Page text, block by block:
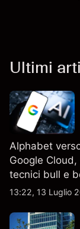
Ultimi
Alphabet
Google
tecnici bull e
13:22, 13 Luglio